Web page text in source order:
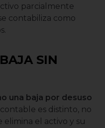
parcialmente
contabiliza como
SIN
una baja por desuso
es distinto, no
elimina el activo y su